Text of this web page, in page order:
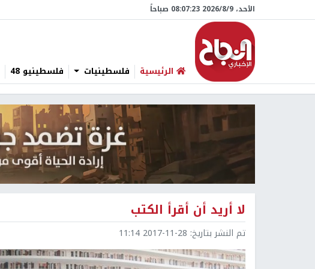
الأحد، 9/‏8/‏2026 08:07:24 صباحاً
الرئيسية فلسطينيات فلسطينيو 48
لا أريد أن أقرأ الكتب
تم النشر بتاريخ: 2017-11-28 11:14